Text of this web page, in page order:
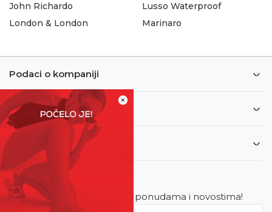
×
John Richardo
London & London
Lusso Waterproof
Marinaro
Podaci o kompaniji
Informacije
Korisnički servis
Newsletter
Budite u toku sa najnovijim ponudama i novostima!